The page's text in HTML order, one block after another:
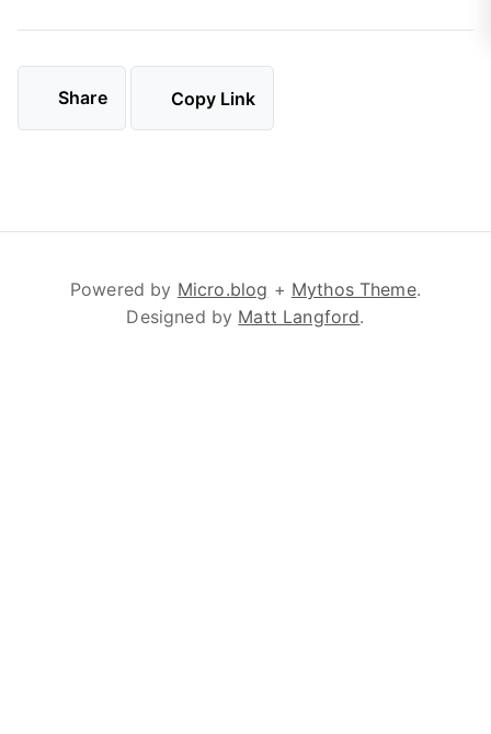
Share Copy Link
Powered by Micro.blog + Mythos Theme.
Designed by Matt Langford.